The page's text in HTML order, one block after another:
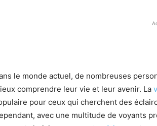
le monde actuel, de nombreuses
comprendre leur vie et leur avenir. La
pour ceux qui cherchent des
avec une multitude de voyants